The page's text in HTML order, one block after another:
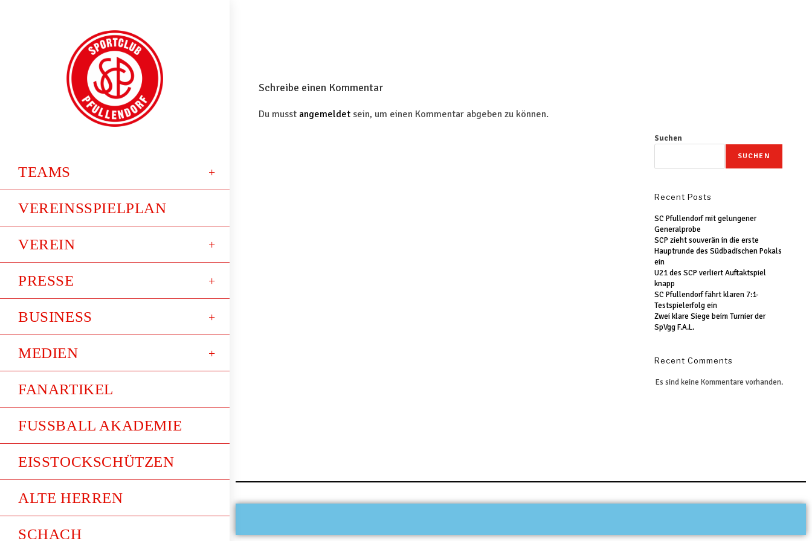
TEAMS
VEREINSSPIELPLAN
VEREIN
PRESSE
BUSINESS
MEDIEN
FANARTIKEL
FUSSBALL AKADEMIE
EISSTOCKSCHÜTZEN
ALTE HERREN
SCHACH
Schreibe einen Kommentar
Du musst angemeldet sein, um einen Kommentar abgeben zu können.
Suchen
SUCHEN
Recent Posts
SC Pfullendorf mit gelungener
Generalprobe
SCP zieht souverän in die erste
Hauptrunde des Südbadischen Pokals
ein
U21 des SCP verliert Auftaktspiel
knapp
SC Pfullendorf fährt klaren 7:1-
Testspielerfolg ein
Zwei klare Siege beim Turnier der
SpVgg F.A.L.
Recent Comments
Es sind keine Kommentare vorhanden.